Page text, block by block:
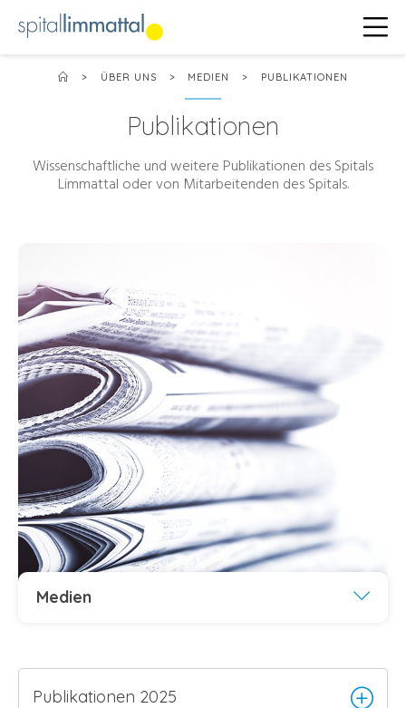
> ÜBER UNS > MEDIEN > PUBLIKATIONEN
Publikationen
Wissenschaftliche und weitere Publikationen des Spitals
Limmattal oder von Mitarbeitenden des Spitals.
Medien
Publikationen 2025